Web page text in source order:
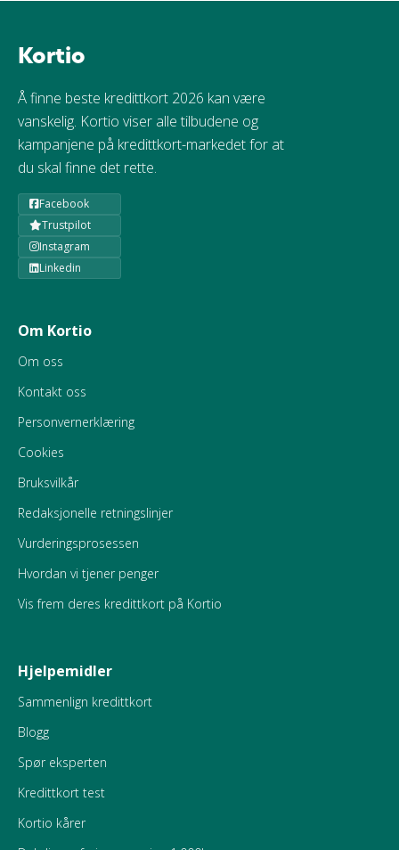
Kortio
Å finne beste kredittkort 2026 kan være
vanskelig. Kortio viser alle tilbudene og
kampanjene på kredittkort-markedet for at
du skal finne det rette.
Facebook
Trustpilot
Instagram
Linkedin
Om Kortio
Om oss
Kontakt oss
Personvernerklæring
Cookies
Bruksvilkår
Redaksjonelle retningslinjer
Vurderingsprosessen
Hvordan vi tjener penger
Vis frem deres kredittkort på Kortio
Hjelpemidler
Sammenlign kredittkort
Blogg
Spør eksperten
Kredittkort test
Kortio kårer